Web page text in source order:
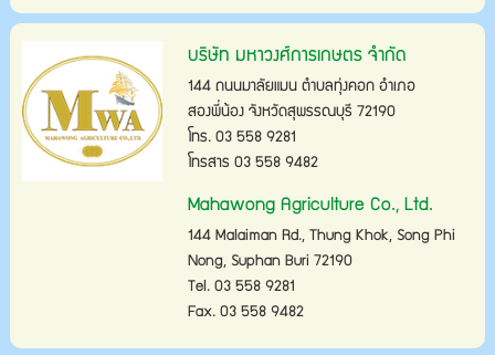
บริษัท มหาวงศ์การเกษตร จำกัด
144 ถนนมาลัยแมน ตำบลทุ่งคอก อำเภอ
สองพี่น้อง จังหวัดสุพรรณบุรี 72190
โทร. 03 558 9281
โทรสาร 03 558 9482
Mahawong Agriculture Co., Ltd.
144 Malaiman Rd., Thung Khok, Song Phi
Nong, Suphan Buri 72190
Tel. 03 558 9281
Fax. 03 558 9482